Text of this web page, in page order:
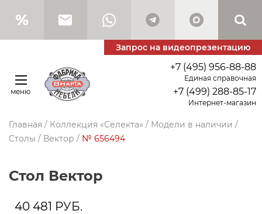
Запрос на видеопрезентацию
меню
+7 (495) 956-88-88
Единая справочная
+7 (499) 288-85-17
Интернет-магазин
Главная / Коллекция «Селекта» / Модели в наличии /
Столы / Вектор / № 656494
стол Вектор
40 481 РУБ.